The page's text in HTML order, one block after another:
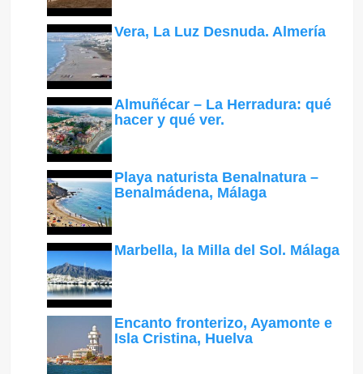
Vera, La Luz Desnuda. Almería
Almuñécar – La Herradura: qué
hacer y qué ver.
Playa naturista Benalnatura –
Benalmádena, Málaga
Marbella, la Milla del Sol. Málaga
Encanto fronterizo, Ayamonte e
Isla Cristina, Huelva